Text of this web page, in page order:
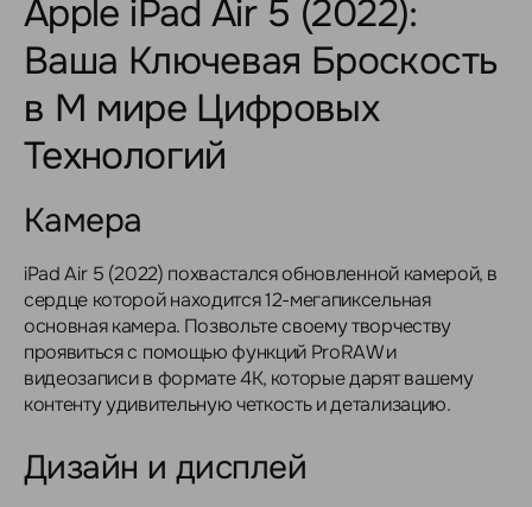
Apple iPad Air 5 (2022):
Ваша Ключевая Броскость
в М мире Цифровых
Технологий
Камера
iPad Air 5 (2022) похвастался обновленной камерой, в
сердце которой находится 12-мегапиксельная
основная камера. Позвольте своему творчеству
проявиться с помощью функций ProRAW и
видеозаписи в формате 4K, которые дарят вашему
контенту удивительную четкость и детализацию.
Дизайн и дисплей